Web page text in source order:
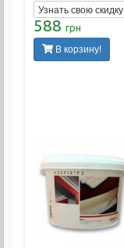
Узнать свою скидку
588 грн
В корзину!